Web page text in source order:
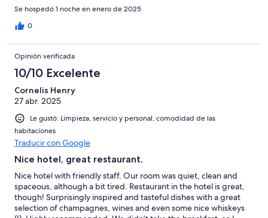
Se hospedó 1 noche en enero de 2025
0
Opinión verificada
10/10 Excelente
Cornelis Henry
27 abr. 2025
Le gustó: Limpieza, servicio y personal, comodidad de las
habitaciones
Traducir con Google
Nice hotel, great restaurant.
Nice hotel with friendly staff. Our room was quiet, clean and
spaceous, although a bit tired. Restaurant in the hotel is great,
though! Surprisingly inspired and tasteful dishes with a great
selection of champagnes, wines and even some nice whiskeys